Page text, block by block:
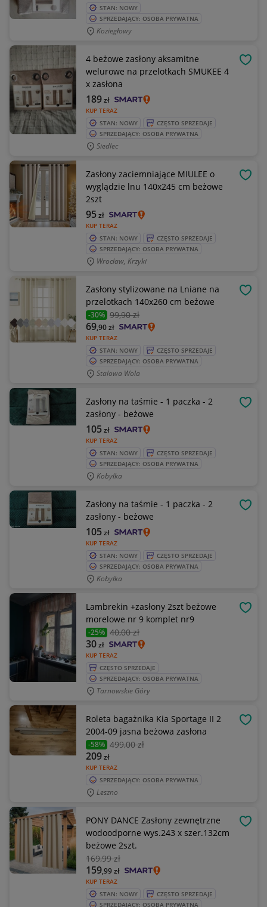
STAN: NOWY
SPRZEDAJĄCY: OSOBA PRYWATNA
Koziegłowy
4 beżowe zasłony aksamitne
welurowe na przelotkach SMUKEE 4
x zasłona
KUP TERAZ
189zł
STAN: NOWY
CZĘSTO SPRZEDAJE
SPRZEDAJĄCY: OSOBA PRYWATNA
Siedlec
Zasłony zaciemniające MIULEE o
wyglądzie lnu 140x245 cm beżowe
2szt
KUP TERAZ
95zł
STAN: NOWY
CZĘSTO SPRZEDAJE
SPRZEDAJĄCY: OSOBA PRYWATNA
Wrocław, Krzyki
Zasłony stylizowane na Lniane na
przelotkach 140x260 cm beżowe
-30% 99,90 zł
KUP TERAZ
69,90zł
STAN: NOWY
CZĘSTO SPRZEDAJE
SPRZEDAJĄCY: OSOBA PRYWATNA
Stalowa Wola
Zasłony na taśmie - 1 paczka - 2
zasłony - beżowe
KUP TERAZ
105zł
STAN: NOWY
CZĘSTO SPRZEDAJE
SPRZEDAJĄCY: OSOBA PRYWATNA
Kobyłka
Zasłony na taśmie - 1 paczka - 2
zasłony - beżowe
KUP TERAZ
105zł
STAN: NOWY
CZĘSTO SPRZEDAJE
SPRZEDAJĄCY: OSOBA PRYWATNA
Kobyłka
Lambrekin +zasłony 2szt beżowe
morelowe nr 9 komplet nr9
-25% 40,00 zł
KUP TERAZ
30zł
CZĘSTO SPRZEDAJE
SPRZEDAJĄCY: OSOBA PRYWATNA
Tarnowskie Góry
Roleta bagażnika Kia Sportage II 2
2004-09 jasna beżowa zasłona
-58% 499,00 zł
KUP TERAZ
209zł
SPRZEDAJĄCY: OSOBA PRYWATNA
Leszno
PONY DANCE Zasłony zewnętrzne
wodoodporne wys.243 x szer.132cm
beżowe 2szt.
169,99 zł
KUP TERAZ
159,99zł
STAN: NOWY
CZĘSTO SPRZEDAJE
SPRZEDAJĄCY: OSOBA PRYWATNA